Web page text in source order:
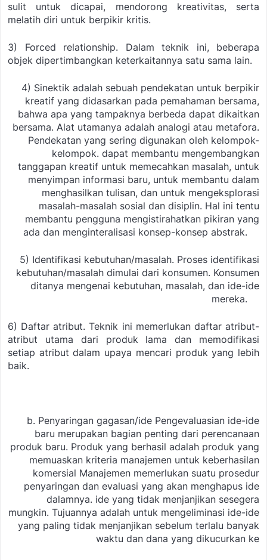
sulit untuk dicapai, mendorong kreativitas, serta
melatih diri untuk berpikir kritis.
3) Forced relationship. Dalam teknik ini, beberapa
objek dipertimbangkan keterkaitannya satu sama lain.
4) Sinektik adalah sebuah pendekatan untuk berpikir
kreatif yang didasarkan pada pemahaman bersama,
bahwa apa yang tampaknya berbeda dapat dikaitkan
bersama. Alat utamanya adalah analogi atau metafora.
Pendekatan yang sering digunakan oleh kelompok-
kelompok. dapat membantu mengembangkan
tanggapan kreatif untuk memecahkan masalah, untuk
menyimpan informasi baru, untuk membantu dalam
menghasilkan tulisan, dan untuk mengeksplorasi
masalah-masalah sosial dan disiplin. Hal ini tentu
membantu pengguna mengistirahatkan pikiran yang
ada dan menginteralisasi konsep-konsep abstrak.
5) Identifikasi kebutuhan/masalah. Proses identifikasi
kebutuhan/masalah dimulai dari konsumen. Konsumen
ditanya mengenai kebutuhan, masalah, dan ide-ide
mereka.
6) Daftar atribut. Teknik ini memerlukan daftar atribut-
atribut utama dari produk lama dan memodifikasi
setiap atribut dalam upaya mencari produk yang lebih
baik.
b. Penyaringan gagasan/ide Pengevaluasian ide-ide
baru merupakan bagian penting dari perencanaan
produk baru. Produk yang berhasil adalah produk yang
memuaskan kriteria manajemen untuk keberhasilan
komersial Manajemen memerlukan suatu prosedur
penyaringan dan evaluasi yang akan menghapus ide
dalamnya. ide yang tidak menjanjikan sesegera
mungkin. Tujuannya adalah untuk mengeliminasi ide-ide
yang paling tidak menjanjikan sebelum terlalu banyak
waktu dan dana yang dikucurkan ke